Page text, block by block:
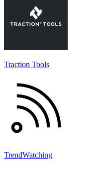
Traction Tools
TrendWatching